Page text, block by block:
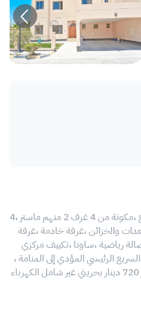
فيلا للايجار في الجنبية ،المساحة 400 متر مربع ،مكونة من 4 غرف 2 منهم ماستر ،4
والخزائن ،غرفة خادمة ،غرفة
رياضية ،ساونا ،تكييف مركزي
الرئيسي المؤدي إلى المنامة ،
نتعامل فقط على أساس عقود سنوية ،الإيجار 720 دينار بحريني غير شامل الكهرباء